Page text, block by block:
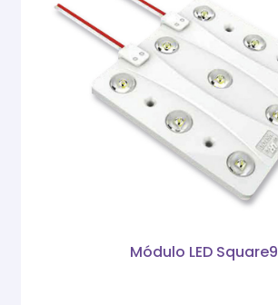
Módulo LED Square9